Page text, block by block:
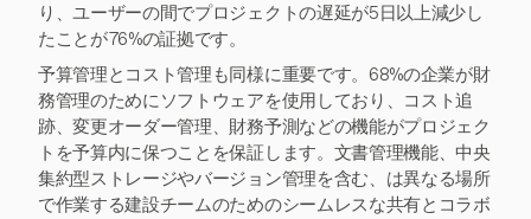
り、ユーザーの間でプロジェクトの遅延が5日以上減少し
たことが76%の証拠です。
予算管理とコスト管理も同様に重要です。68%の企業が財
務管理のためにソフトウェアを使用しており、コスト追
跡、変更オーダー管理、財務予測などの機能がプロジェク
トを予算内に保つことを保証します。文書管理機能、中央
集約型ストレージやバージョン管理を含む、は異なる場所
で作業する建設チームのためのシームレスな共有とコラボ